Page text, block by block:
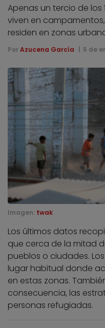
Apenas un tercio de los
viven en
residen en zonas
Por Azucena García 5 de
Imagen: twak
Los últimos datos
que cerca de la mitad
pueblos o ciudades.
lugar habitual donde
en estas zonas.
consecuencia, las
personas refugiadas.